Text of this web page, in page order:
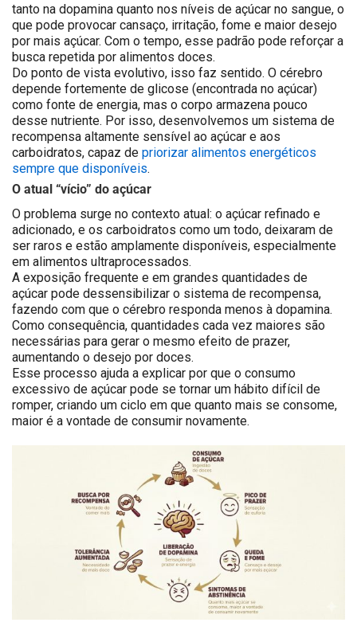
tanto na dopamina quanto nos níveis de açúcar no sangue, o
que pode provocar cansaço, irritação, fome e maior desejo
por mais açúcar. Com o tempo, esse padrão pode reforçar a
busca repetida por alimentos doces.
Do ponto de vista evolutivo, isso faz sentido. O cérebro
depende fortemente de glicose (encontrada no açúcar)
como fonte de energia, mas o corpo armazena pouco
desse nutriente. Por isso, desenvolvemos um sistema de
recompensa altamente sensível ao açúcar e aos
carboidratos, capaz de priorizar alimentos energéticos
sempre que disponíveis.
O atual “vício” do açúcar
O problema surge no contexto atual: o açúcar refinado e
adicionado, e os carboidratos como um todo, deixaram de
ser raros e estão amplamente disponíveis, especialmente
em alimentos ultraprocessados.
A exposição frequente e em grandes quantidades de
açúcar pode dessensibilizar o sistema de recompensa,
fazendo com que o cérebro responda menos à dopamina.
Como consequência, quantidades cada vez maiores são
necessárias para gerar o mesmo efeito de prazer,
aumentando o desejo por doces.
Esse processo ajuda a explicar por que o consumo
excessivo de açúcar pode se tornar um hábito difícil de
romper, criando um ciclo em que quanto mais se consome,
maior é a vontade de consumir novamente.